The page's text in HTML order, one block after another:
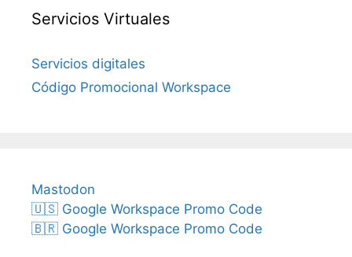
Servicios Virtuales
Servicios digitales
Código Promocional Workspace
Mastodon
🇺🇸 Google Workspace Promo Code
🇧🇷 Google Workspace Promo Code